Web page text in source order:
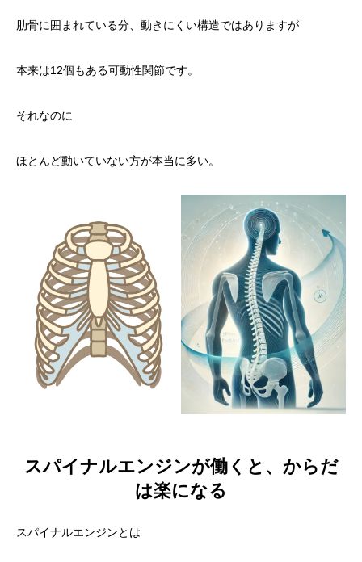
肋骨に囲まれている分、動きにくい構造ではありますが
本来は12個もある可動性関節です。
それなのに
ほとんど動いていない方が本当に多い。
スパイナルエンジンが働くと、からだ
は楽になる
スパイナルエンジンとは